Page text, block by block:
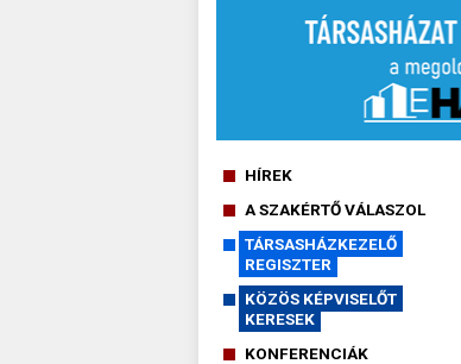
HÍREK
A SZAKÉRTŐ VÁLASZOL
TÁRSASHÁZKEZELŐ
REGISZTER
KÖZÖS KÉPVISELŐT
KERESEK
KONFERENCIÁK